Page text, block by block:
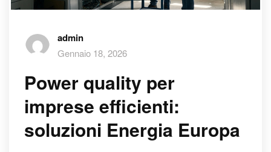
admin
Gennaio 18, 2026
Power quality per
imprese efficienti:
soluzioni Energia Europa